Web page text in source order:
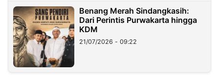
Benang Merah Sindangkasih:
Dari Perintis Purwakarta hingga
KDM
21/07/2026 - 09:22